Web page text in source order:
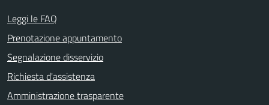
Leggi le FAQ
Prenotazione appuntamento
Segnalazione disservizio
Richiesta d'assistenza
Amministrazione trasparente